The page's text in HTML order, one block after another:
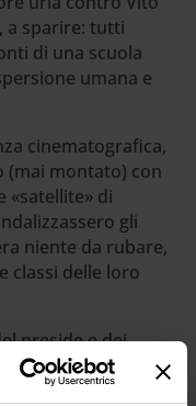
a sparire: tutti
di una scuola
umana e
cinematografica,
(mai montato) con
«satellite» di
gli
niente da rubare,
classi delle loro
preside e dei
Non
a generare il